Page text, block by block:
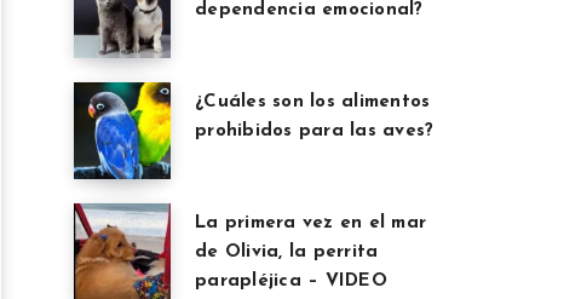
dependencia emocional?
¿Cuáles son los alimentos
prohibidos para las aves?
La primera vez en el mar
de Olivia, la perrita
parapléjica – VIDEO